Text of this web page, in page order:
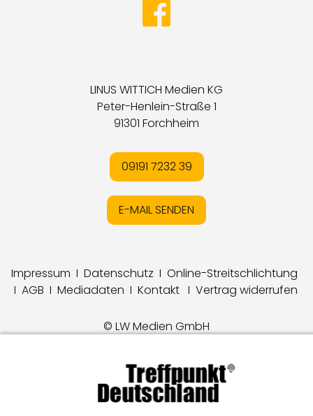
LINUS WITTICH Medien KG
Peter-Henlein-Straße 1
91301 Forchheim
09191 7232 39
E-MAIL SENDEN
Impressum I Datenschutz I Online-Streitschlichtung
I AGB I Mediadaten I Kontakt I Vertrag widerrufen
© LW Medien GmbH